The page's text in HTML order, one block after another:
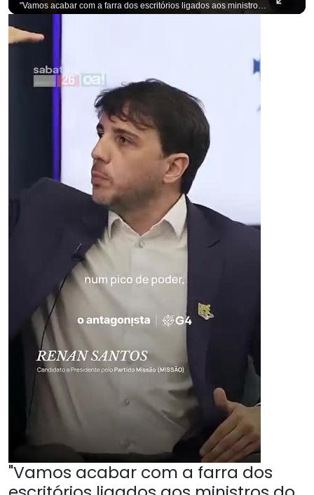
"Vamos acabar com a farra dos escritórios ligados aos ministros do STF". Essa foi a resposta de Renan Santos ao ser questionado sobre o Judiciário. Se você busca informação com credibilidade, inscreva-se agora e ative o
"Vamos acabar com a farra dos